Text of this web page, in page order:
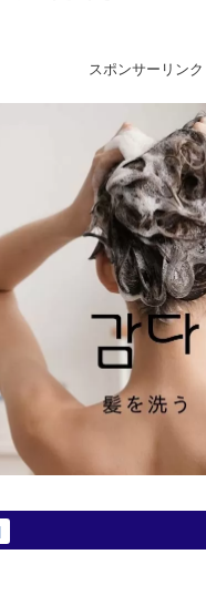
スポンサーリンク